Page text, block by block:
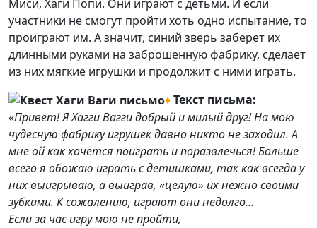
Миси, Хаги Попи. Они играют с детьми. И если
участники не смогут пройти хоть одно испытание, то
проиграют им. А значит, синий зверь заберет их
длинными руками на заброшенную фабрику, сделает
из них мягкие игрушки и продолжит с ними играть.
♦Текст письма:
«Привет! Я Хагги Вагги добрый и милый друг! На мою
чудесную фабрику игрушек давно никто не заходил. А
мне ой как хочется поиграть и поразвлечься! Больше
всего я обожаю играть с детишками, так как всегда у
них выигрываю, а выиграв, «целую» их нежно своими
зубками. К сожалению, играют они недолго…
Если за час игру мою не пройти,